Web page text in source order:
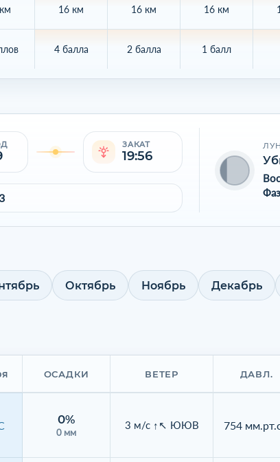
16 км
4 балла
16 км
2 балла
16 км
1 балл
ЗАКАТ
19:56
Октябрь Ноябрь Декабрь
ОСАДКИ ВЕТЕР ДАВЛ.
0%
0 мм
3 м/с ↑↖ ЮЮВ 754